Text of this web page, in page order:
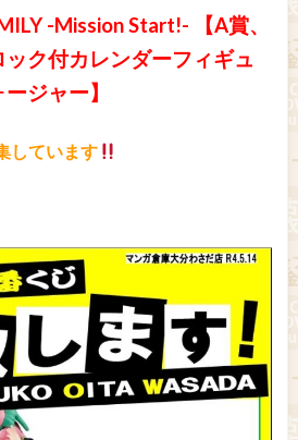
-Mission Start!- 【A賞、
ク付カレンダーフィギュ
ジャー】
しています